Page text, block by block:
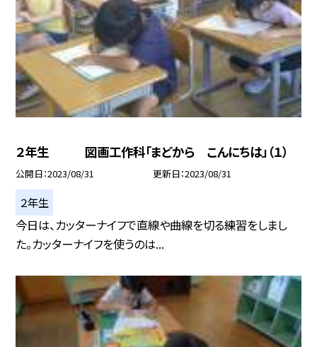
２年生 図画工作科「まどから こんにちは」（１）
公開日 2023/08/31 更新日 2023/08/31
２年生
今日は、カッターナイフで直線や曲線を切る練習をしまし
た。カッターナイフを使うのは...